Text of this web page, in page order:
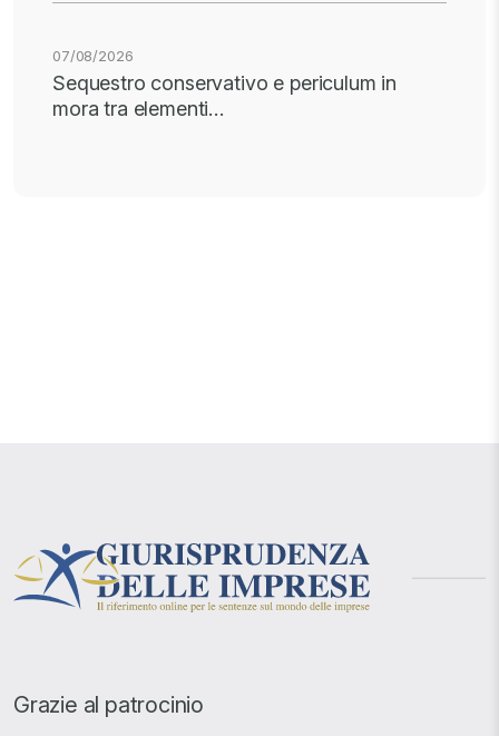
07/08/2026
Sequestro conservativo e periculum in
mora tra elementi…
Grazie al patrocinio